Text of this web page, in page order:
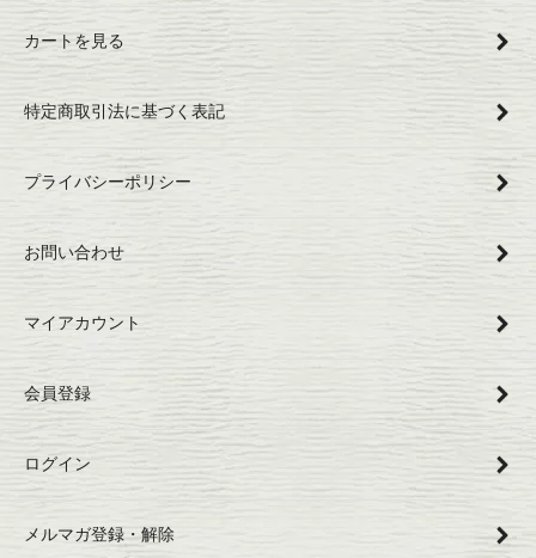
カートを見る
特定商取引法に基づく表記
プライバシーポリシー
お問い合わせ
マイアカウント
会員登録
ログイン
メルマガ登録・解除